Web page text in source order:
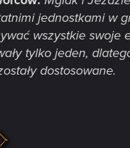
jednostkami w
wszystkie swoje
tylko jeden,
dostosowane.